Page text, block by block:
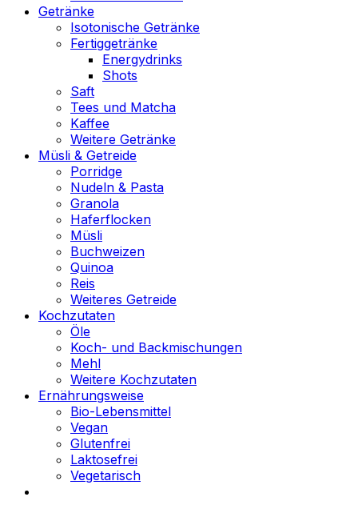
Getränke
Isotonische Getränke
Fertiggetränke
Energydrinks
Shots
Saft
Tees und Matcha
Kaffee
Weitere Getränke
Müsli & Getreide
Porridge
Nudeln & Pasta
Granola
Haferflocken
Müsli
Buchweizen
Quinoa
Reis
Weiteres Getreide
Kochzutaten
Öle
Koch- und Backmischungen
Mehl
Weitere Kochzutaten
Ernährungsweise
Bio-Lebensmittel
Vegan
Glutenfrei
Laktosefrei
Vegetarisch